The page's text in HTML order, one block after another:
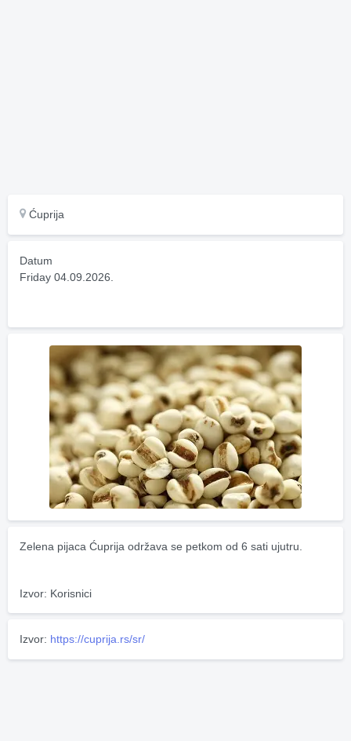
Ćuprija
Datum
Friday 04.09.2026.
Zelena pijaca Ćuprija održava se petkom od 6 sati ujutru.
Izvor: Korisnici
Izvor: https://cuprija.rs/sr/